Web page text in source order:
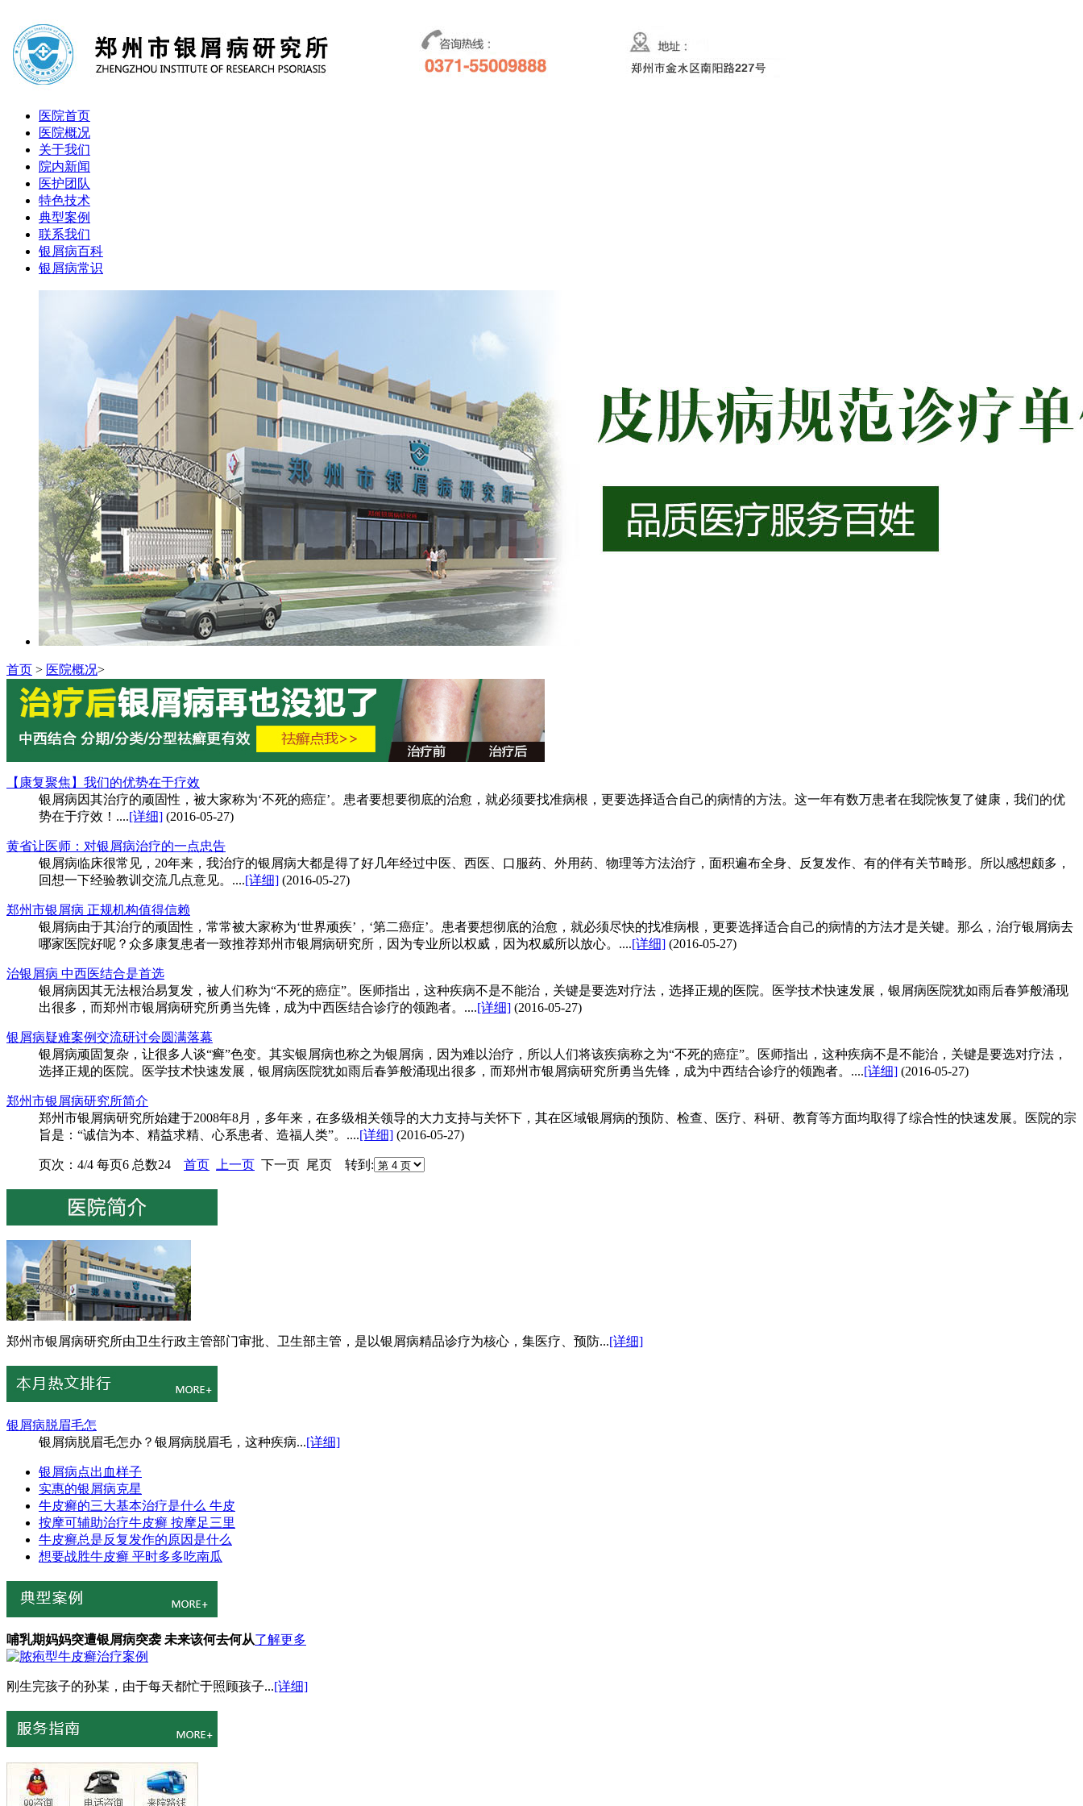
医院首页
医院概况
关于我们
院内新闻
医护团队
特色技术
典型案例
联系我们
银屑病百科
银屑病常识
首页 > 医院概况>
【康复聚焦】我们的优势在于疗效
银屑病因其治疗的顽固性，被大家称为‘不死的癌症’。患者要想要彻底的治愈，就必须要找准病根，更要选择适合自己的病情的方法。这一年有数万患者在我院恢复了健康，我们的优
势在于疗效！....[详细] (2016-05-27)
黄省让医师：对银屑病治疗的一点忠告
银屑病临床很常见，20年来，我治疗的银屑病大都是得了好几年经过中医、西医、口服药、外用药、物理等方法治疗，面积遍布全身、反复发作、有的伴有关节畸形。所以感想颇多，
回想一下经验教训交流几点意见。....[详细] (2016-05-27)
郑州市银屑病 正规机构值得信赖
银屑病由于其治疗的顽固性，常常被大家称为‘世界顽疾’，‘第二癌症’。患者要想彻底的治愈，就必须尽快的找准病根，更要选择适合自己的病情的方法才是关键。那么，治疗银屑病去
哪家医院好呢？众多康复患者一致推荐郑州市银屑病研究所，因为专业所以权威，因为权威所以放心。....[详细] (2016-05-27)
治银屑病 中西医结合是首选
银屑病因其无法根治易复发，被人们称为“不死的癌症”。医师指出，这种疾病不是不能治，关键是要选对疗法，选择正规的医院。医学技术快速发展，银屑病医院犹如雨后春笋般涌现
出很多，而郑州市银屑病研究所勇当先锋，成为中西医结合诊疗的领跑者。....[详细] (2016-05-27)
银屑病疑难案例交流研讨会圆满落幕
银屑病顽固复杂，让很多人谈“癣”色变。其实银屑病也称之为银屑病，因为难以治疗，所以人们将该疾病称之为“不死的癌症”。医师指出，这种疾病不是不能治，关键是要选对疗法，
选择正规的医院。医学技术快速发展，银屑病医院犹如雨后春笋般涌现出很多，而郑州市银屑病研究所勇当先锋，成为中西结合诊疗的领跑者。....[详细] (2016-05-27)
郑州市银屑病研究所简介
郑州市银屑病研究所始建于2008年8月，多年来，在多级相关领导的大力支持与关怀下，其在区域银屑病的预防、检查、医疗、科研、教育等方面均取得了综合性的快速发展。医院的宗
旨是：“诚信为本、精益求精、心系患者、造福人类”。....[详细] (2016-05-27)
页次：4/4 每页6 总数24 首页 上一页 下一页 尾页 转到:
郑州市银屑病研究所由卫生行政主管部门审批、卫生部主管，是以银屑病精品诊疗为核心，集医疗、预防...[详细]
银屑病脱眉毛怎
银屑病脱眉毛怎办？银屑病脱眉毛，这种疾病...[详细]
银屑病点出血样子
实惠的银屑病克星
牛皮癣的三大基本治疗是什么 牛皮
按摩可辅助治疗牛皮癣 按摩足三里
牛皮癣总是反复发作的原因是什么
想要战胜牛皮癣 平时多多吃南瓜
哺乳期妈妈突遭银屑病突袭 未来该何去何从了解更多
刚生完孩子的孙某，由于每天都忙于照顾孩子...[详细]